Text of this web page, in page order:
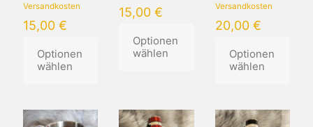
Versandkosten
15,00 €
Optionen
wählen
Produkt
weist
15,00€
Optionen
wählen
weist
mehrere
Versandkosten
20,00 €
Optionen
wählen
Produkt
weist